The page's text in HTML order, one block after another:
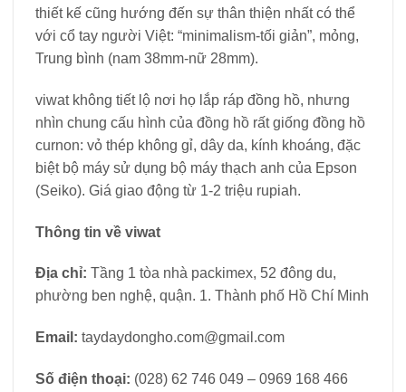
thiết kế cũng hướng đến sự thân thiện nhất có thể
với cổ tay người Việt: “minimalism-tối giản”, mỏng,
Trung bình (nam 38mm-nữ 28mm).
viwat không tiết lộ nơi họ lắp ráp đồng hồ, nhưng
nhìn chung cấu hình của đồng hồ rất giống đồng hồ
curnon: vỏ thép không gỉ, dây da, kính khoáng, đặc
biệt bộ máy sử dụng bộ máy thạch anh của Epson
(Seiko). Giá giao động từ 1-2 triệu rupiah.
Thông tin về viwat
Địa chỉ: Tầng 1 tòa nhà packimex, 52 đông du,
phường ben nghệ, quận. 1. Thành phố Hồ Chí Minh
Email: taydaydongho.com@gmail.com
Số điện thoại: (028) 62 746 049 – 0969 168 466